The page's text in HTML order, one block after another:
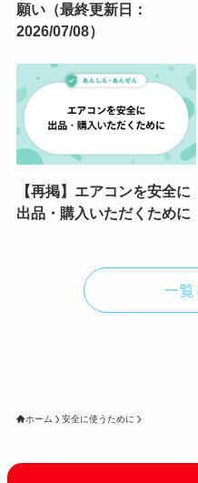
願い（最終更新日：
2026/07/08）
【再掲】エアコンを安全に
出品・購入いただくために
一覧
ホーム 安全に使うために